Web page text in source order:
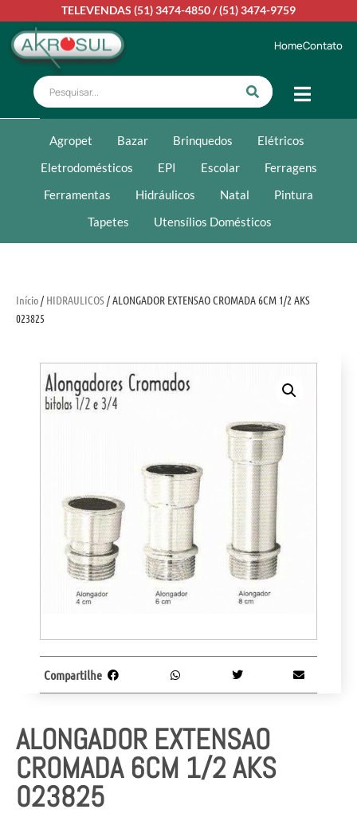
TELEVENDAS (51) 3474-4850/(51) 3474-9759
HomeContato
Agropet Bazar Brinquedos
Elétricos
Eletrodomésticos
EPI Escolar
Ferragens
Ferramentas
Hidráulicos Natal
Pintura
Tapetes
Utensílios Domésticos
Início/ HIDRAULICOS/ ALONGADOR EXTENSAO CROMADA 6CM 1/2 AKS
023825
ALONGADOR EXTENSAO
CROMADA 6CM 1/2 AKS
023825
Compartilhe